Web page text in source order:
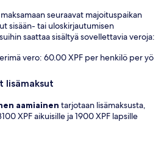
seuraavat majoituspaikan
sisään- tai uloskirjautumisen
saattaa sisältyä sovellettavia veroja:
vero: 60.00 XPF per henkilö per yö
lisämaksut
aamiainen tarjotaan lisämaksusta,
XPF aikuisille ja 1900 XPF lapsille